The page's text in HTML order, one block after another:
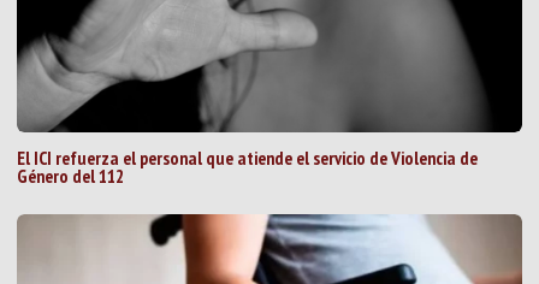
El ICI refuerza el personal que atiende el servicio de Violencia de
Género del 112